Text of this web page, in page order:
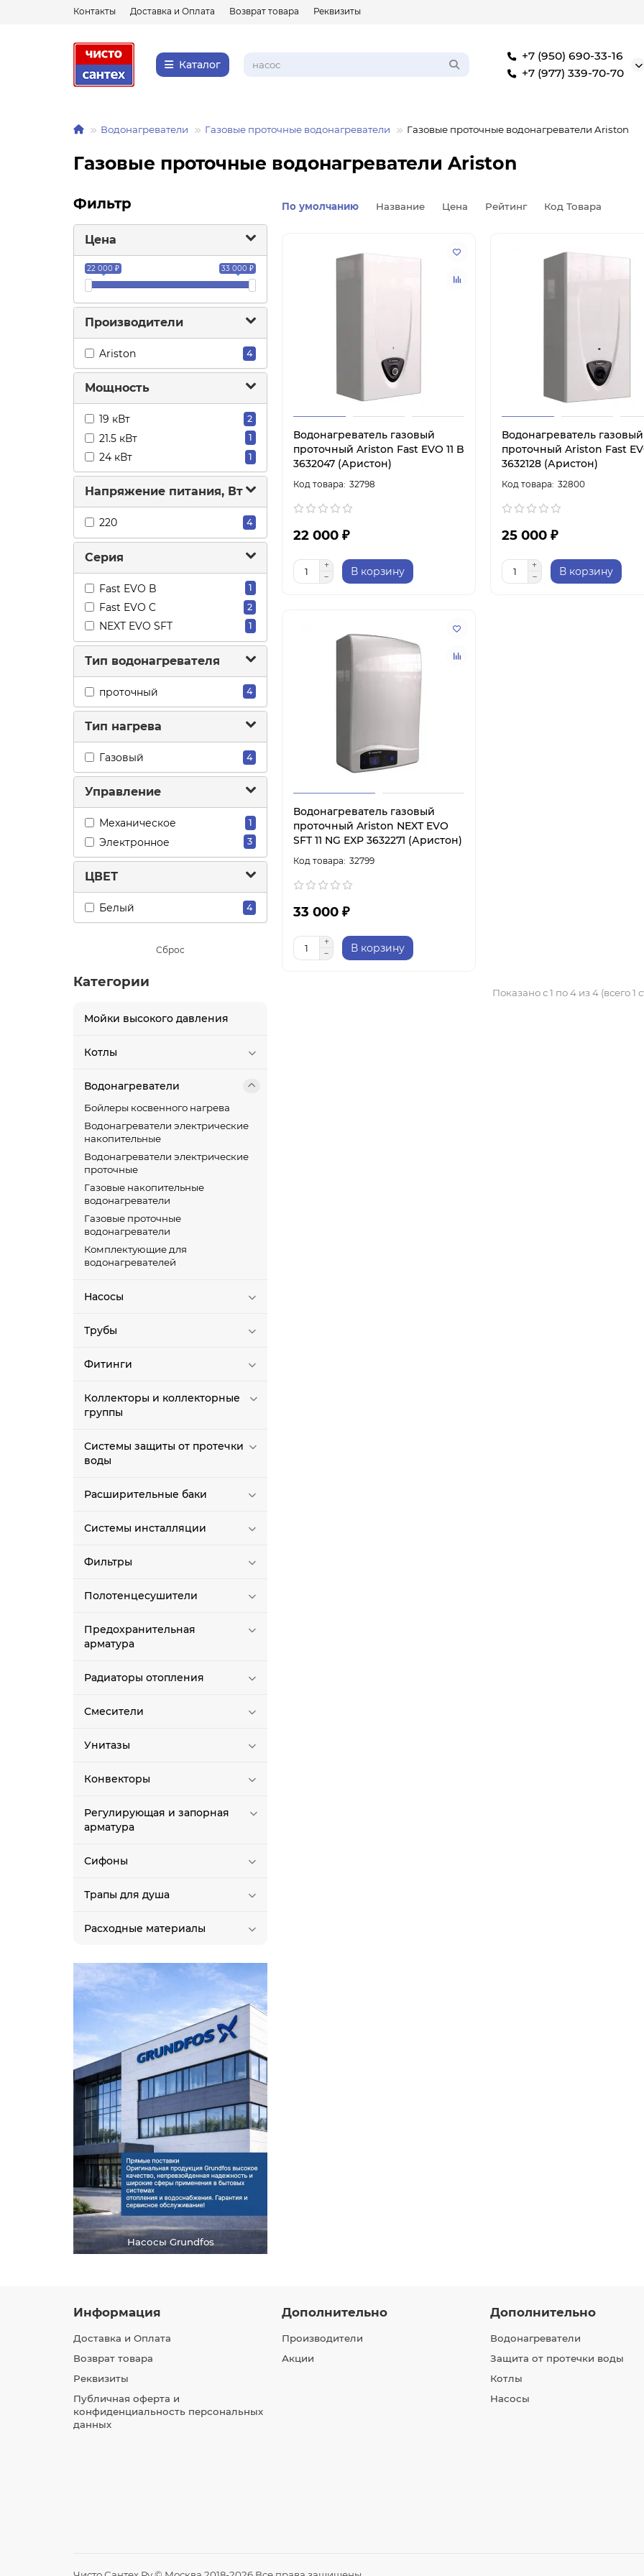
Контакты Доставка и Оплата Возврат товара Реквизиты
Каталог
+7 (950) 690-33-16
+7 (977) 339-70-70
Водонагреватели Газовые проточные водонагреватели Газовые проточные водонагреватели Ariston
Газовые проточные водонагреватели Ariston
Фильтр
Цена
22 000 ₽ 33 000 ₽
Производители
Ariston 4
Мощность
19 кВт 2
21.5 кВт 1
24 кВт 1
Напряжение питания, Вт
220 4
Серия
Fast EVO B 1
Fast EVO C 2
NEXT EVO SFT 1
Тип водонагревателя
проточный 4
Тип нагрева
Газовый 4
Управление
Меxаническое 1
Электронное 3
ЦВЕТ
Белый 4
Сброс
Категории
Мойки высокого давления
Котлы
Водонагреватели
Бойлеры косвенного нагрева
Водонагреватели электрические
накопительные
Водонагреватели электрические
проточные
Газовые накопительные
водонагреватели
Газовые проточные
водонагреватели
Комплектующие для
водонагревателей
Насосы
Трубы
Фитинги
Коллекторы и коллекторные
группы
Системы защиты от протечки
воды
Расширительные баки
Системы инсталляции
Фильтры
Полотенцесушители
Предохранительная
арматура
Радиаторы отопления
Смесители
Унитазы
Конвекторы
Регулирующая и запорная
арматура
Сифоны
Трапы для душа
Расходные материалы
Насосы Grundfos
По умолчанию Название Цена Рейтинг Код Товара
Водонагреватель газовый
проточный Ariston Fast EVO 11 B
3632047 (Аристон)
32798
22 000 ₽
В корзину
Водонагреватель газовый
проточный Ariston Fast
3632128 (Аристон)
32800
25 000 ₽
В корзину
Водонагреватель газовый
проточный Ariston NEXT EVO
SFT 11 NG EXP 3632271 (Аристон)
32799
33 000 ₽
В корзину
Показано с 1 по 4 из 4 (всего 1
Информация
Доставка и Оплата
Возврат товара
Реквизиты
Публичная оферта и
конфиденциальность персональных
данных
Дополнительно
Производители
Акции
Дополнительно
Водонагреватели
Защита от протечки воды
Котлы
Насосы